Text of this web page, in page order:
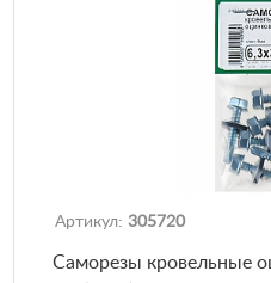
Артикул: 305720
Саморезы кровельные